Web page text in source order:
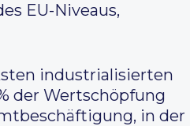
EU-Niveaus,
industrialisierten
der Wertschöpfung
in der